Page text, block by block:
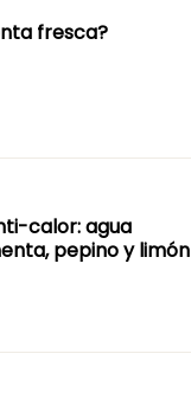
fresca?
calor: agua
pepino y limón